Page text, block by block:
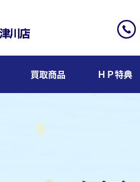
買取商品 ＨＰ特典